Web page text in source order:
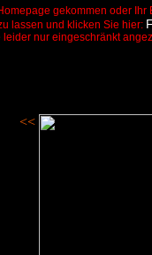
gekommen oder
lassen und klicken Sie hier:
nur eingeschränkt
<<